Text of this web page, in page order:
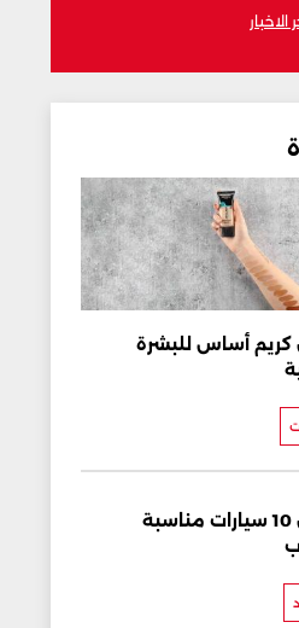
الاخبار
أساس للبشرة
أفضل 10 سيارات مناسبة